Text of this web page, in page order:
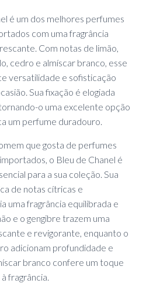
é um dos melhores perfumes
com uma fragrância
Com notas de limão,
cedro e almíscar branco, esse
versatilidade e sofisticação
Sua fixação é elogiada
o uma excelente opção
um perfume duradouro.
que gosta de perfumes
o Bleu de Chanel é
para a sua coleção. Sua
de notas cítricas e
uma fragrância equilibrada e
e o gengibre trazem uma
e revigorante, enquanto o
adicionam profundidade e
branco confere um toque
fragrância.